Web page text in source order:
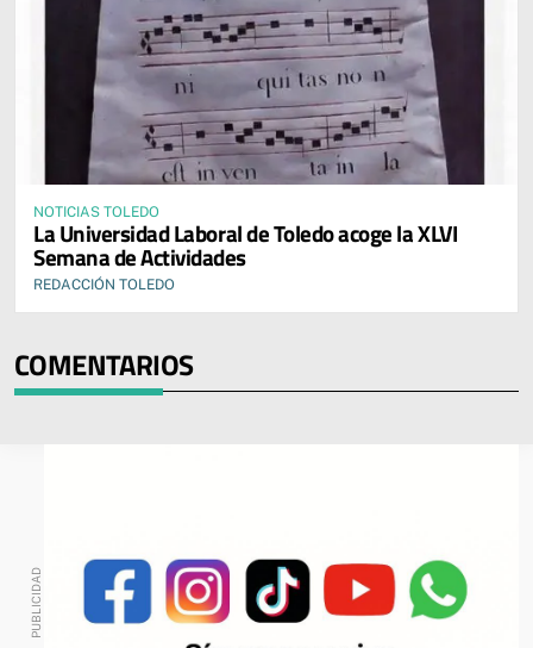
NOTICIAS TOLEDO
La Universidad Laboral de Toledo acoge la XLVI
Semana de Actividades
REDACCIÓN TOLEDO
COMENTARIOS